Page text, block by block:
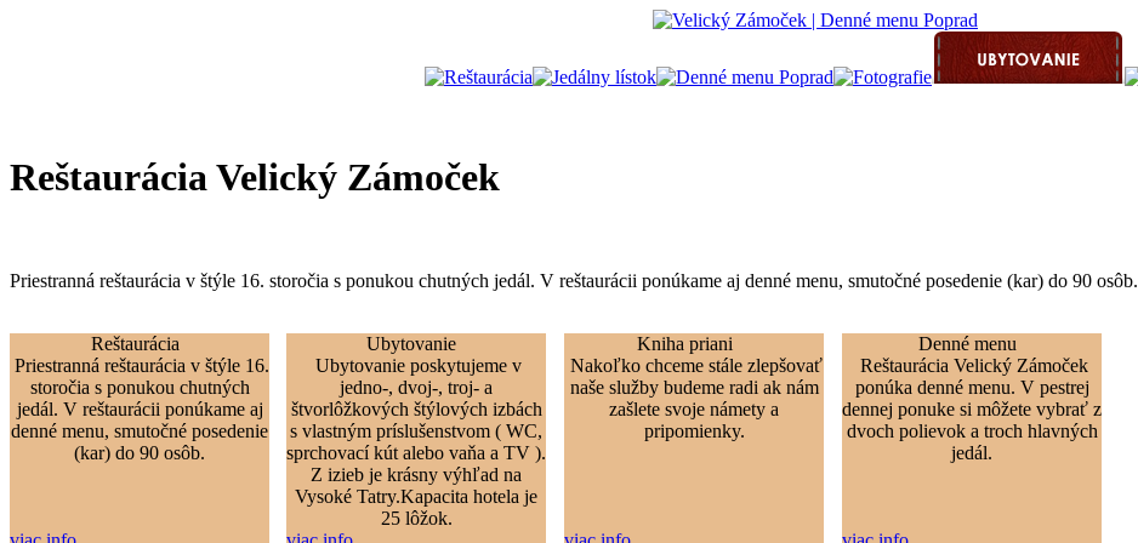
Reštaurácia Velický Zámoček
Priestranná reštaurácia v štýle 16. storočia s ponukou chutných jedál. V reštaurácii ponúkame aj denné menu, smutočné posedenie (kar) do 90 osôb.
Reštaurácia Ubytovanie Kniha priani
Denné menu
Priestranná reštaurácia v štýle 16.
storočia s ponukou chutných
jedál. V reštaurácii ponúkame aj
denné menu, smutočné posedenie
(kar) do 90 osôb.
Ubytovanie poskytujeme v
jedno-, dvoj-, troj- a
štvorlôžkových štýlových izbách
s vlastným príslušenstvom ( WC,
sprchovací kút alebo vaňa a TV ).
Z izieb je krásny výhľad na
Vysoké Tatry.Kapacita hotela je
25 lôžok.
Nakoľko chceme stále zlepšovať
naše služby budeme radi ak nám
zašlete svoje námety a
pripomienky.
Reštaurácia Velický Zámoček
ponúka denné menu. V pestrej
dennej ponuke si môžete vybrať z
dvoch polievok a troch hlavných
jedál.